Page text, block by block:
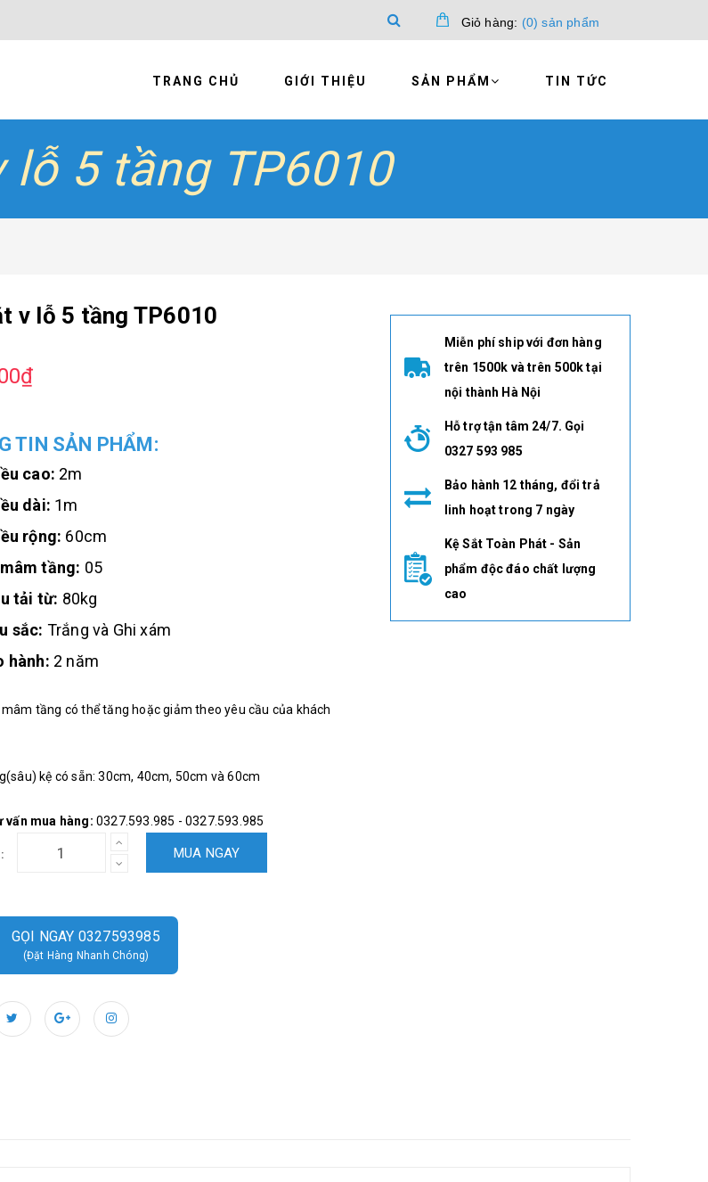
Giỏ hàng: (0)sản phẩm
TRANG CHỦ GIỚI THIỆU SẢN PHẨM TIN TỨC
lỗ 5 tầng TP6010
v lỗ 5 tầng TP6010
TIN SẢN PHẨM:
cao: 2m
dài: 1m
rộng: 60cm
tầng: 05
tải từ: 80kg
sắc: Trắng và Ghi xám
hành: 2 năm
tầng có thể tăng hoặc giảm theo yêu cầu của khách
kệ có sẵn: 30cm, 40cm, 50cm và 60cm
vấn mua hàng: 0327.593.985 - 0327.593.985
MUA NGAY
GỌI NGAY 0327593985
(Đặt Hàng Nhanh Chóng)
Miễn phí ship với đơn hàng
trên 1500k và trên 500k tại
nội thành Hà Nội
Hỗ trợ tận tâm 24/7. Gọi
0327 593 985
Bảo hành 12 tháng, đổi trả
linh hoạt trong 7 ngày
Kệ Sắt Toàn Phát - Sản
phẩm độc đáo chất lượng
cao